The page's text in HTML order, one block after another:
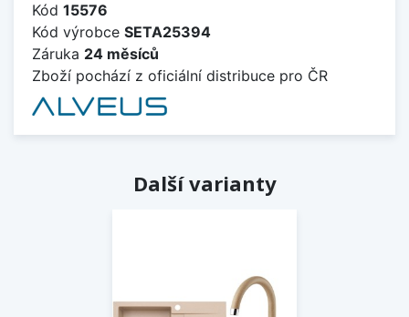
Kód 15576
Kód výrobce SETA25394
Záruka 24 měsíců
Zboží pochází z oficiální distribuce pro ČR
Další varianty